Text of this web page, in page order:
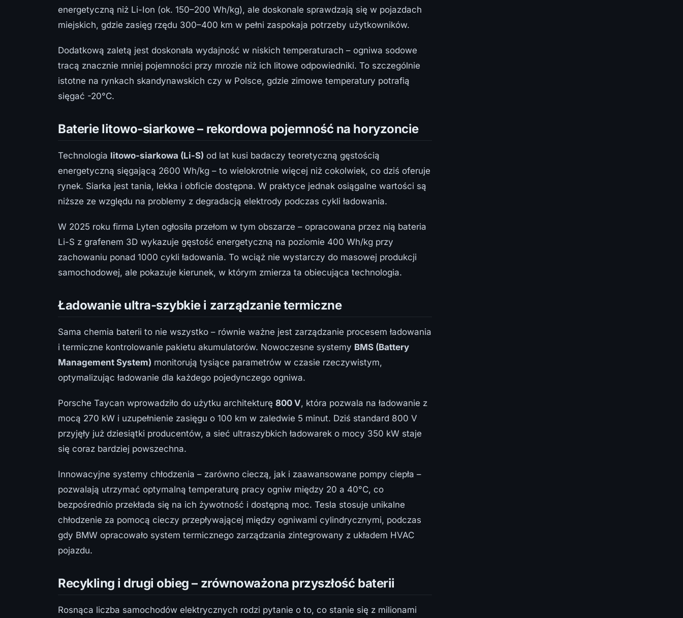
energetyczną niż Li-Ion (ok. 150–200 Wh/kg), ale doskonale sprawdzają się w pojazdach
miejskich, gdzie zasięg rzędu 300–400 km w pełni zaspokaja potrzeby użytkowników.
Dodatkową zaletą jest doskonała wydajność w niskich temperaturach – ogniwa sodowe
tracą znacznie mniej pojemności przy mrozie niż ich litowe odpowiedniki. To szczególnie
istotne na rynkach skandynawskich czy w Polsce, gdzie zimowe temperatury potrafią
sięgać -20°C.
Baterie litowo-siarkowe – rekordowa pojemność na horyzoncie
Technologia litowo-siarkowa (Li-S) od lat kusi badaczy teoretyczną gęstością
energetyczną sięgającą 2600 Wh/kg – to wielokrotnie więcej niż cokolwiek, co dziś oferuje
rynek. Siarka jest tania, lekka i obficie dostępna. W praktyce jednak osiągalne wartości są
niższe ze względu na problemy z degradacją elektrody podczas cykli ładowania.
W 2025 roku firma Lyten ogłosiła przełom w tym obszarze – opracowana przez nią bateria
Li-S z grafenem 3D wykazuje gęstość energetyczną na poziomie 400 Wh/kg przy
zachowaniu ponad 1000 cykli ładowania. To wciąż nie wystarczy do masowej produkcji
samochodowej, ale pokazuje kierunek, w którym zmierza ta obiecująca technologia.
Ładowanie ultra-szybkie i zarządzanie termiczne
Sama chemia baterii to nie wszystko – równie ważne jest zarządzanie procesem ładowania
i termiczne kontrolowanie pakietu akumulatorów. Nowoczesne systemy BMS (Battery
Management System) monitorują tysiące parametrów w czasie rzeczywistym,
optymalizując ładowanie dla każdego pojedynczego ogniwa.
Porsche Taycan wprowadziło do użytku architekturę 800 V, która pozwala na ładowanie z
mocą 270 kW i uzupełnienie zasięgu o 100 km w zaledwie 5 minut. Dziś standard 800 V
przyjęły już dziesiątki producentów, a sieć ultraszybkich ładowarek o mocy 350 kW staje
się coraz bardziej powszechna.
Innowacyjne systemy chłodzenia – zarówno cieczą, jak i zaawansowane pompy ciepła –
pozwalają utrzymać optymalną temperaturę pracy ogniw między 20 a 40°C, co
bezpośrednio przekłada się na ich żywotność i dostępną moc. Tesla stosuje unikalne
chłodzenie za pomocą cieczy przepływającej między ogniwami cylindrycznymi, podczas
gdy BMW opracowało system termicznego zarządzania zintegrowany z układem HVAC
pojazdu.
Recykling i drugi obieg – zrównoważona przyszłość baterii
Rosnąca liczba samochodów elektrycznych rodzi pytanie o to, co stanie się z milionami